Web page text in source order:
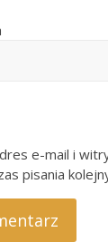
e-mail i
pisania